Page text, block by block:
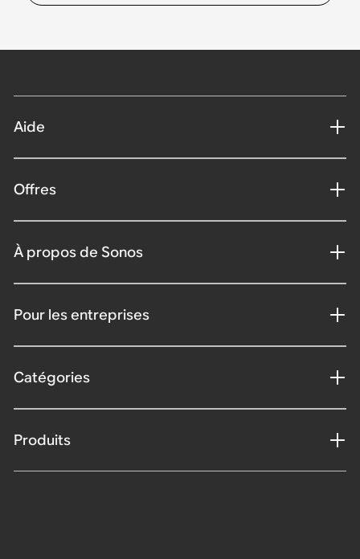
Aide
Offres
À propos de Sonos
Pour les entreprises
Catégories
Produits